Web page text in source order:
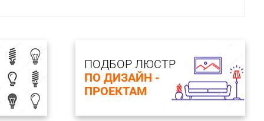
ПОДБОР ЛЮСТР
ПО ДИЗАЙН -
ПРОЕКТАМ